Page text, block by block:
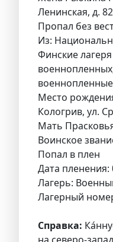
Ленинская, д.
Пропал без
Из:
Финские
Место
Кологрив, ул.
Мать
Воинское
Попал в плен
Дата пленения:
Лагерь:
Лагерный
Справка: